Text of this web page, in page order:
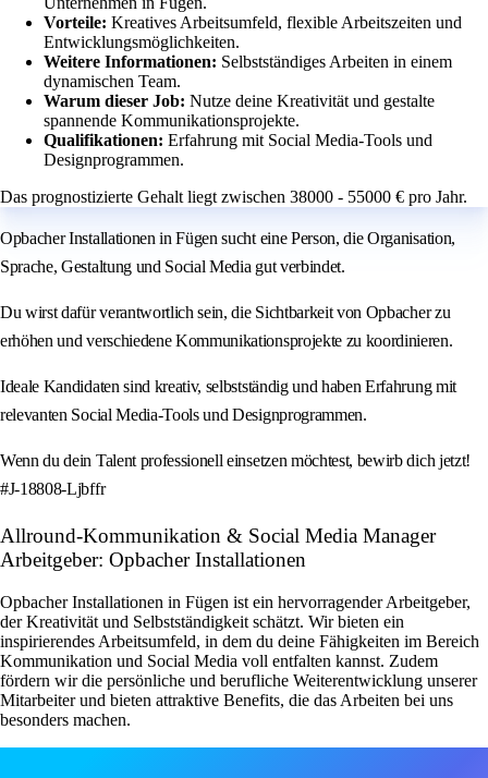
Vorteile: Kreatives Arbeitsumfeld, flexible Arbeitszeiten und
Entwicklungsmöglichkeiten.
Weitere Informationen: Selbstständiges Arbeiten in einem
dynamischen Team.
Warum dieser Job: Nutze deine Kreativität und gestalte
spannende Kommunikationsprojekte.
Qualifikationen: Erfahrung mit Social Media-Tools und
Designprogrammen.
Das prognostizierte Gehalt liegt zwischen 38000 - 55000 € pro Jahr.
Opbacher Installationen in Fügen sucht eine Person, die Organisation,
Sprache, Gestaltung und Social Media gut verbindet.
Du wirst dafür verantwortlich sein, die Sichtbarkeit von Opbacher zu
erhöhen und verschiedene Kommunikationsprojekte zu koordinieren.
Ideale Kandidaten sind kreativ, selbstständig und haben Erfahrung mit
relevanten Social Media-Tools und Designprogrammen.
Wenn du dein Talent professionell einsetzen möchtest, bewirb dich jetzt!
#J-18808-Ljbffr
Allround-Kommunikation & Social Media Manager
Arbeitgeber: Opbacher Installationen
Opbacher Installationen in Fügen ist ein hervorragender Arbeitgeber,
der Kreativität und Selbstständigkeit schätzt. Wir bieten ein
inspirierendes Arbeitsumfeld, in dem du deine Fähigkeiten im Bereich
Kommunikation und Social Media voll entfalten kannst. Zudem
fördern wir die persönliche und berufliche Weiterentwicklung unserer
Mitarbeiter und bieten attraktive Benefits, die das Arbeiten bei uns
besonders machen.